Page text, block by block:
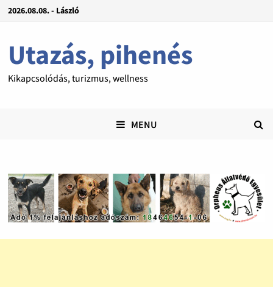
2026.08.08. - László
Utazás, pihenés
Kikapcsolódás, turizmus, wellness
MENU